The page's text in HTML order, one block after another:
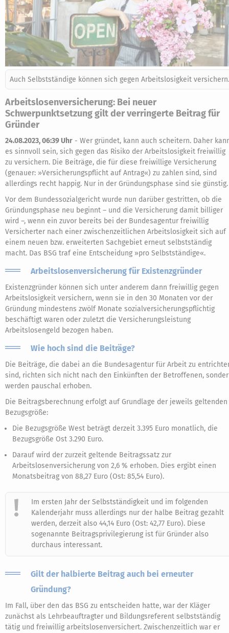
Auch Selbstständige können sich gegen Arbeitslosigkeit versichern.
Arbeitslosenversicherung: Bei neuer
Schwerpunktsetzung gilt der verringerte Beitrag für
Gründer
24.08.2023, 06:39 Uhr - Wer gründet, kann auch scheitern. Daher
es sinnvoll sein, sich gegen das Risiko der Arbeitslosigkeit freiwillig
zu versichern. Die Beiträge, die für diese freiwillige Versicherung
(genauer: »Versicherungspflicht auf Antrag«) zu zahlen sind, sind
allerdings recht happig. Nur in der Gründungsphase sind sie günstig.
Vor dem Bundessozialgericht wurde nun darüber gestritten, ob die
Gründungsphase neu beginnt – und die Versicherung damit billiger
wird –, wenn ein zuvor bereits bei der Bundesagentur freiwillig
Versicherter nach einer zwischenzeitlichen Arbeitslosigkeit sich auf
einem neuen bzw. erweiterten Sachgebiet erneut selbstständig
macht. Das BSG traf eine Entscheidung »pro Selbstständige«.
Arbeitslosenversicherung für Existenzgründer
Existenzgründer können sich unter anderem dann freiwillig gegen
Arbeitslosigkeit versichern, wenn sie in den 30 Monaten vor der
Gründung mindestens zwölf Monate sozialversicherungspflichtig
beschäftigt waren oder zuletzt die Versicherungsleistung
Arbeitslosengeld bezogen haben.
Wie hoch sind die Beiträge?
Die Beiträge, die dabei an die Bundesagentur für Arbeit zu
sind, richten sich nicht nach den Einkünften der Betroffenen,
werden pauschal erhoben.
Die Beitragsberechnung erfolgt auf Grundlage der jeweils geltenden
Bezugsgröße:
Die Bezugsgröße West beträgt derzeit 3.395 Euro monatlich, die
Bezugsgröße Ost 3.290 Euro.
Darauf wird der zurzeit geltende Beitragssatz zur
Arbeitslosenversicherung von 2,6 % erhoben. Dies ergibt einen
Monatsbeitrag von 88,27 Euro (Ost: 85,54 Euro).
Im ersten Jahr der Selbstständigkeit und im folgenden
Kalenderjahr muss allerdings nur der halbe Beitrag gezahlt
werden, derzeit also 44,14 Euro (Ost: 42,77 Euro). Diese
sogenannte Beitragsprivilegierung ist für Gründer also
durchaus interessant.
Gilt der halbierte Beitrag auch bei erneuter
Gründung?
Im Fall, über den das BSG zu entscheiden hatte, war der Kläger
zunächst als Lehrbeauftragter und Bildungsreferent selbstständig
tätig und freiwillig arbeitslosenversichert. Zwischenzeitlich war er